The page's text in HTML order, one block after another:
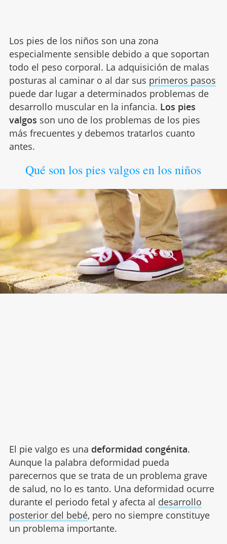
Los pies de los niños son una zona
especialmente sensible debido a que soportan
todo el peso corporal. La adquisición de malas
posturas al caminar o al dar sus primeros pasos
puede dar lugar a determinados problemas de
desarrollo muscular en la infancia. Los pies
valgos son uno de los problemas de los pies
más frecuentes y debemos tratarlos cuanto
antes.
Qué son los pies valgos en los niños
El pie valgo es una deformidad congénita.
Aunque la palabra deformidad pueda
parecernos que se trata de un problema grave
de salud, no lo es tanto. Una deformidad ocurre
durante el periodo fetal y afecta al desarrollo
posterior del bebé, pero no siempre constituye
un problema importante.